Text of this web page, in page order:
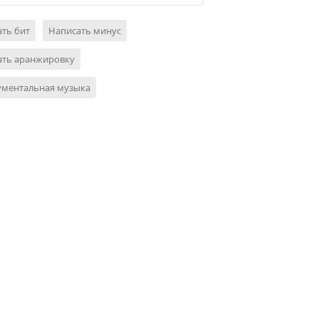
бит Написать минус
аранжировку
музыка